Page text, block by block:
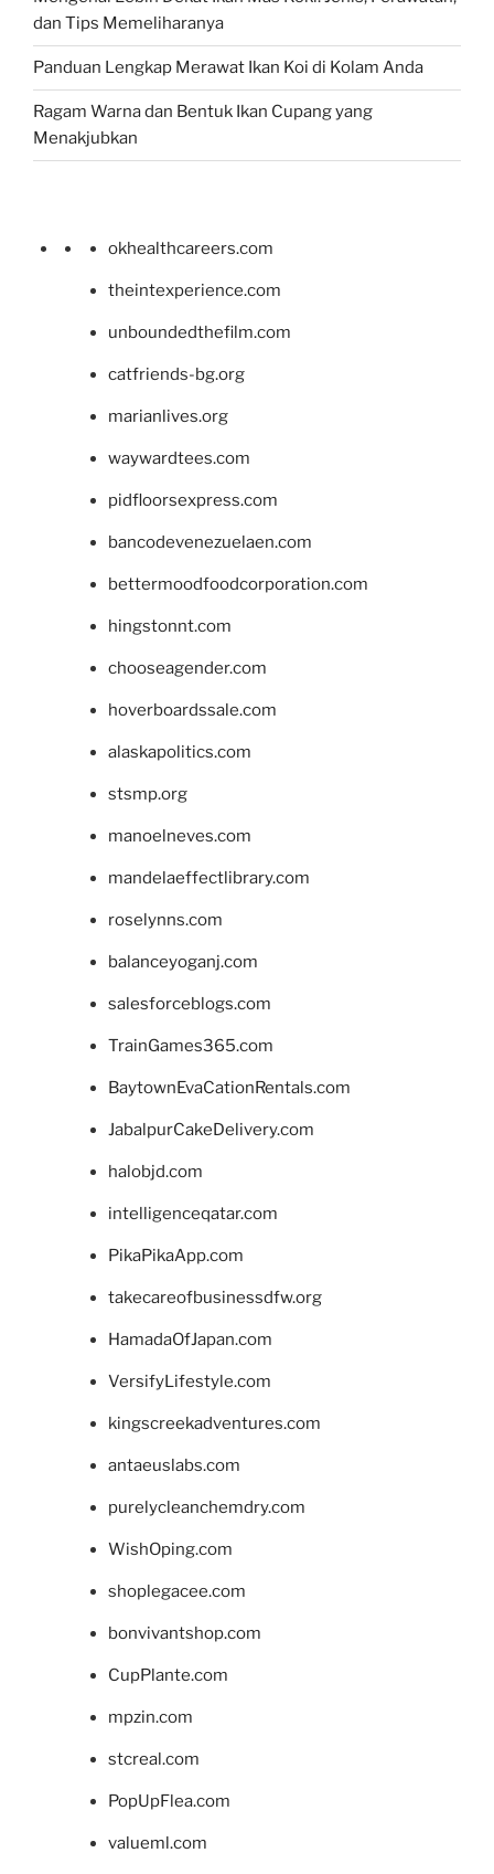
dan Tips Memeliharanya
Panduan Lengkap Merawat Ikan Koi di Kolam Anda
Ragam Warna dan Bentuk Ikan Cupang yang
Menakjubkan
okhealthcareers.com
theintexperience.com
unboundedthefilm.com
catfriends-bg.org
marianlives.org
waywardtees.com
pidfloorsexpress.com
bancodevenezuelaen.com
bettermoodfoodcorporation.com
hingstonnt.com
chooseagender.com
hoverboardssale.com
alaskapolitics.com
stsmp.org
manoelneves.com
mandelaeffectlibrary.com
roselynns.com
balanceyoganj.com
salesforceblogs.com
TrainGames365.com
BaytownEvaCationRentals.com
JabalpurCakeDelivery.com
halobjd.com
intelligenceqatar.com
PikaPikaApp.com
takecareofbusinessdfw.org
HamadaOfJapan.com
VersifyLifestyle.com
kingscreekadventures.com
antaeuslabs.com
purelycleanchemdry.com
WishOping.com
shoplegacee.com
bonvivantshop.com
CupPlante.com
mpzin.com
stcreal.com
PopUpFlea.com
valueml.com